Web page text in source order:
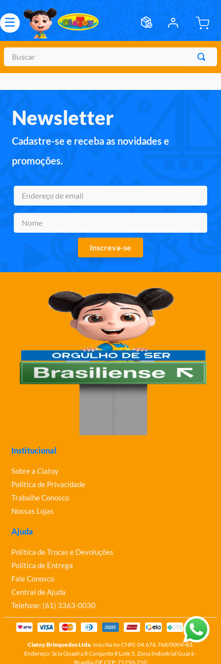
Newsletter
Cadastre-se e receba as novidades e
promoções.
Inscreva-se
Institucional
Sobre a Ciatoy
Política de Privacidade
Trabalhe Conosco
Nossas Lojas
Ajuda
Política de Trocas e Devoluções
Política de Entrega
Fale Conosco
Central de Ajuda
Telefone: (61) 3363-0030
Ciatoy Brinquedos Ltda, inscrita no CNPJ: 04.676.768/0004-83.
Endereço: Scia Quadra 8 Conjunto 8 Lote 5, Zona Industrial Guará -
Brasília-DF CEP: 71250-710